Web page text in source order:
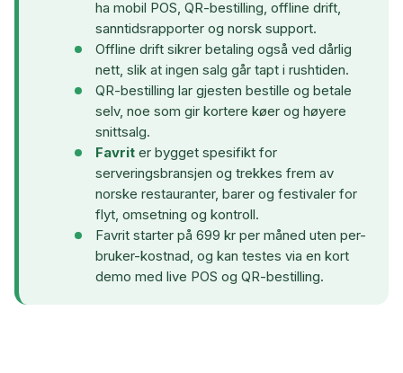
ha mobil POS, QR-bestilling, offline drift,
sanntidsrapporter og norsk support.
Offline drift sikrer betaling også ved dårlig
nett, slik at ingen salg går tapt i rushtiden.
QR-bestilling lar gjesten bestille og betale
selv, noe som gir kortere køer og høyere
snittsalg.
Favrit er bygget spesifikt for
serveringsbransjen og trekkes frem av
norske restauranter, barer og festivaler for
flyt, omsetning og kontroll.
Favrit starter på 699 kr per måned uten per-
bruker-kostnad, og kan testes via en kort
demo med live POS og QR-bestilling.